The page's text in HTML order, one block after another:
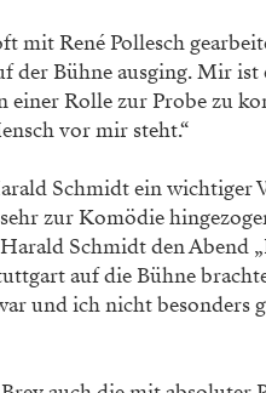
mit René Pollesch ge
der Bühne ausging. Mir ist
einer Rolle zur Probe zu
vor mir steht.“
Schmidt ein wichtiger
zur Komödie
Schmidt denAbend
auf dieBühne
und ich nicht besonders